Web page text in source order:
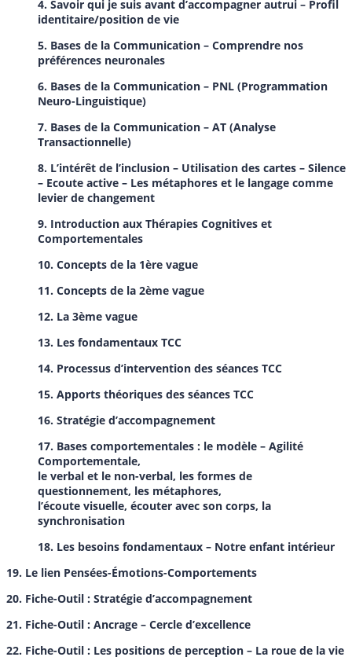
4. Savoir qui je suis avant d’accompagner autrui – Profil
identitaire/position de vie
5. Bases de la Communication – Comprendre nos
préférences neuronales
6. Bases de la Communication – PNL (Programmation
Neuro-Linguistique)
7. Bases de la Communication – AT (Analyse
Transactionnelle)
8. L’intérêt de l’inclusion – Utilisation des cartes – Silence
– Ecoute active – Les métaphores et le langage comme
levier de changement
9. Introduction aux Thérapies Cognitives et
Comportementales
10. Concepts de la 1ère vague
11. Concepts de la 2ème vague
12. La 3ème vague
13. Les fondamentaux TCC
14. Processus d’intervention des séances TCC
15. Apports théoriques des séances TCC
16. Stratégie d’accompagnement
17. Bases comportementales : le modèle – Agilité
Comportementale,
le verbal et le non-verbal, les formes de
questionnement, les métaphores,
l’écoute visuelle, écouter avec son corps, la
synchronisation
18. Les besoins fondamentaux – Notre enfant intérieur
19. Le lien Pensées-Émotions-Comportements
20. Fiche-Outil : Stratégie d’accompagnement
21. Fiche-Outil : Ancrage – Cercle d’excellence
22. Fiche-Outil : Les positions de perception – La roue de la vie